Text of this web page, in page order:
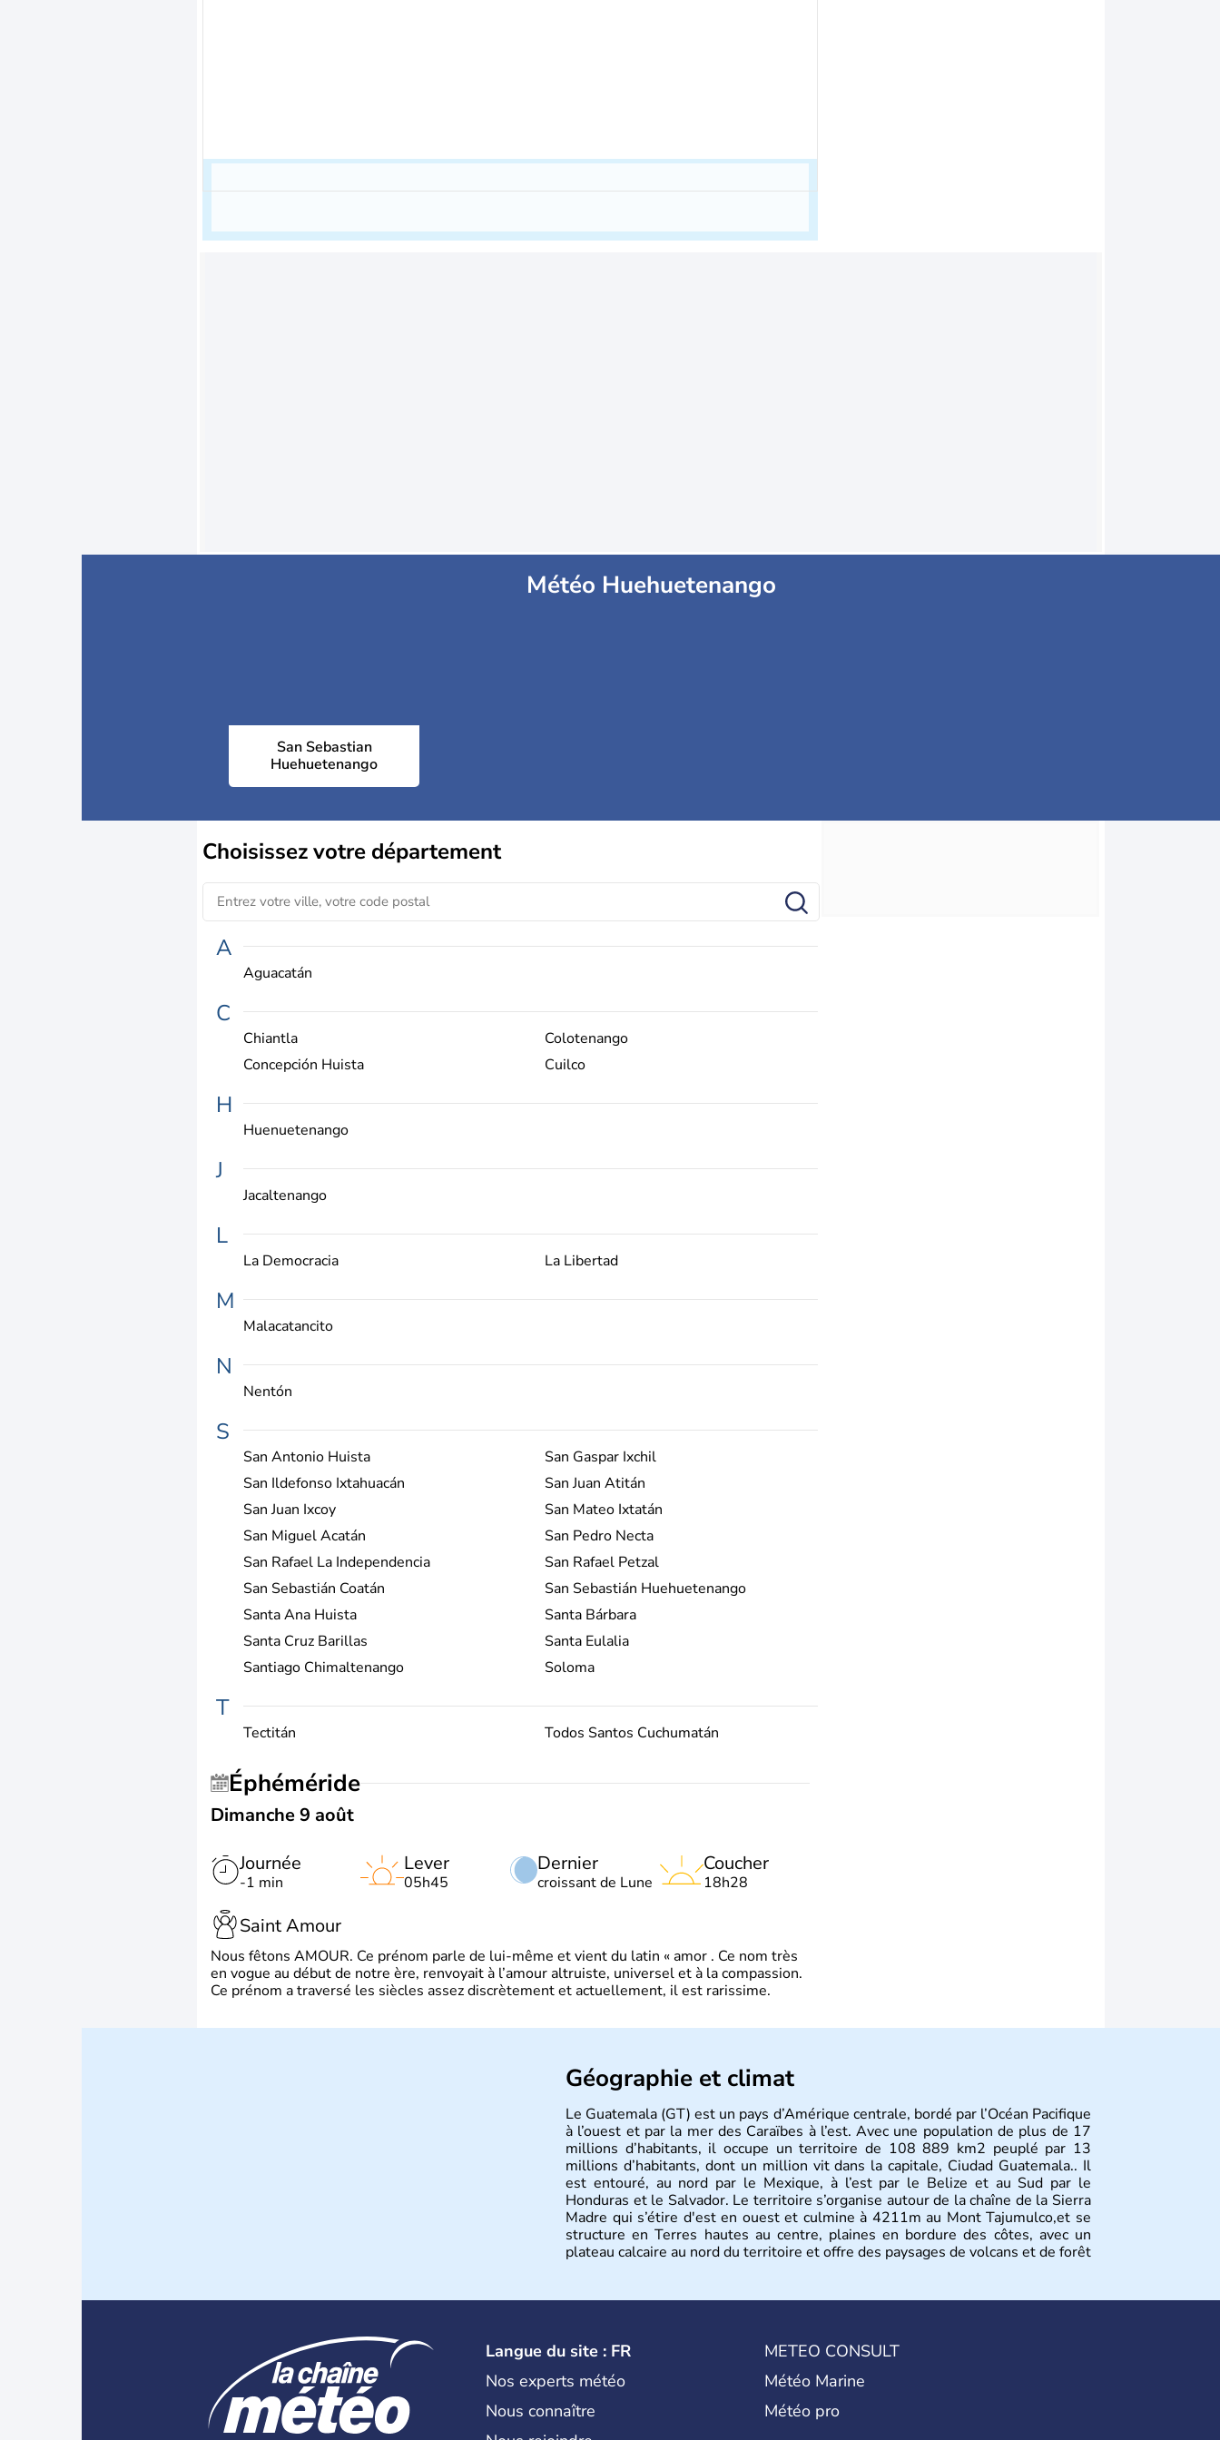
Météo Huehuetenango
San Sebastian
Huehuetenango
Choisissezvotre département
A
Aguacatán
C
Chiantla
Colotenango
Concepción Huista
Cuilco
H
Huenuetenango
J
Jacaltenango
L
La Democracia La Libertad
M
Malacatancito
N
Nentón
S
San Antonio Huista
San Gaspar Ixchil
San Ildefonso Ixtahuacán
San Juan Atitán
San Juan Ixcoy
San Mateo Ixtatán
San Miguel Acatán
San Pedro Necta
San Rafael La Independencia
San Rafael Petzal
San Sebastián Coatán
San Sebastián Huehuetenango
Santa Ana Huista
Santa Bárbara
Santa Cruz Barillas
Santa Eulalia
Santiago Chimaltenango
Soloma
T
Tectitán Todos Santos Cuchumatán
Éphéméride
Dimanche 9 août
Journée
-1 min
Dernier
croissant de Lune
Lever
05h45
Coucher
18h28
Saint Amour
Nous fêtons AMOUR. Ce prénom parle de lui-même et vient du latin « amor . Ce nom très
en vogue au début de notre ère, renvoyait à l’amour altruiste, universel et à la compassion.
Ce prénom a traversé les siècles assez discrètement et actuellement, il est rarissime.
Géographie et climat
Le Guatemala (GT) est un pays d’Amérique centrale, bordé par l’Océan Pacifique
à l’ouest et par la mer des Caraïbes à l’est. Avec une population de plus de 17
millions d’habitants, il occupe un territoire de 108 889 km2 peuplé par 13
millions d’habitants, dont un million vit dans la capitale, Ciudad Guatemala.. Il
est entouré, au nord par le Mexique, à l’est par le Belize et au Sud par le
Honduras et le Salvador. Le territoire s’organise autour de la chaîne de la Sierra
Madre qui s’étire d'est en ouest et culmine à 4211m au Mont Tajumulco,et se
structure en Terres hautes au centre, plaines en bordure des côtes, avec un
plateau calcaire au nord du territoire et offre des paysages de volcans et de forêt
Langue du site : FR
Nos experts météo
Nous connaître
METEO CONSULT
Météo Marine
Météo pro